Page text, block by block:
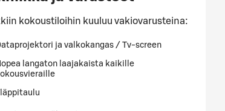
kokoustiloihin kuuluu vakiovarusteina:
ja valkokangas / Tv-screen
langaton laajakaista kaikille